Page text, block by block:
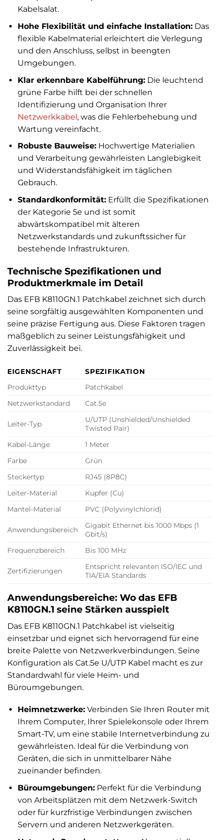
Kabelsalat.
Hohe Flexibilität und einfache Installation:Das
flexible Kabelmaterial erleichtert die Verlegung
und den Anschluss, selbst in beengten
Umgebungen.
Klar erkennbare Kabelführung:Die leuchtend
grüne Farbe hilft bei der schnellen
Identifizierung und Organisation Ihrer
Netzwerkkabel, was die Fehlerbehebung und
Wartung vereinfacht.
Robuste Bauweise:Hochwertige Materialien
und Verarbeitung gewährleisten Langlebigkeit
und Widerstandsfähigkeit im täglichen
Gebrauch.
Standardkonformität:Erfüllt die Spezifikationen
der Kategorie 5e und ist somit
abwärtskompatibel mit älteren
Netzwerkstandards und zukunftssicher für
bestehende Infrastrukturen.
Technische Spezifikationen und
Produktmerkmale im Detail
Das EFB K8110GN.1 Patchkabel zeichnet sich durch
seine sorgfältig ausgewählten Komponenten und
seine präzise Fertigung aus. Diese Faktoren tragen
maßgeblich zu seiner Leistungsfähigkeit und
Zuverlässigkeit bei.
EIGENSCHAFT
SPEZIFIKATION
Produkttyp
Patchkabel
Netzwerkstandard
Cat.5e
Leiter-Typ
U/UTP (Unshielded/Unshielded
Twisted Pair)
Kabel-Länge
1 Meter
Farbe
Grün
Steckertyp
RJ45 (8P8C)
Leiter-Material
Kupfer (Cu)
Mantel-Material
PVC (Polyvinylchlorid)
Anwendungsbereich
Gigabit Ethernet bis 1000 Mbps (1
Gbit/s)
Frequenzbereich
Bis 100 MHz
Zertifizierungen
Entspricht relevanten ISO/IEC und
TIA/EIA Standards
Anwendungsbereiche: Wo das EFB
K8110GN.1 seine Stärken ausspielt
Das EFB K8110GN.1 Patchkabel ist vielseitig
einsetzbar und eignet sich hervorragend für eine
breite Palette von Netzwerkverbindungen. Seine
Konfiguration als Cat.5e U/UTP Kabel macht es zur
Standardwahl für viele Heim- und
Büroumgebungen.
Heimnetzwerke:Verbinden Sie Ihren Router mit
Ihrem Computer, Ihrer Spielekonsole oder Ihrem
Smart-TV, um eine stabile Internetverbindung zu
gewährleisten. Ideal für die Verbindung von
Geräten, die sich in unmittelbarer Nähe
zueinander befinden.
Büroumgebungen:Perfekt für die Verbindung
von Arbeitsplätzen mit dem Netzwerk-Switch
oder für kurzfristige Verbindungen zwischen
Servern und anderen Netzwerkgeräten.